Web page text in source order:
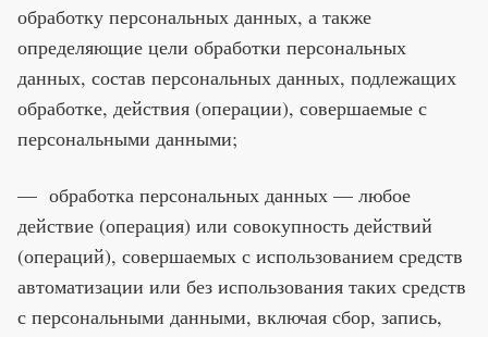
обработку персональных данных, а также
определяющие цели обработки персональных
данных, состав персональных данных, подлежащих
обработке, действия (операции), совершаемые с
персональными данными;
— обработка персональных данных — любое
действие (операция) или совокупность действий
(операций), совершаемых с использованием средств
автоматизации или без использования таких средств
с персональными данными, включая сбор, запись,